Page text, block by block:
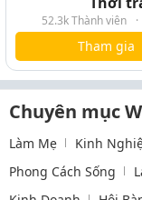
52.3k Thành viên ·
Tham gia
Chuyên mục
Làm Mẹ Kinh
Phong Cách Sống